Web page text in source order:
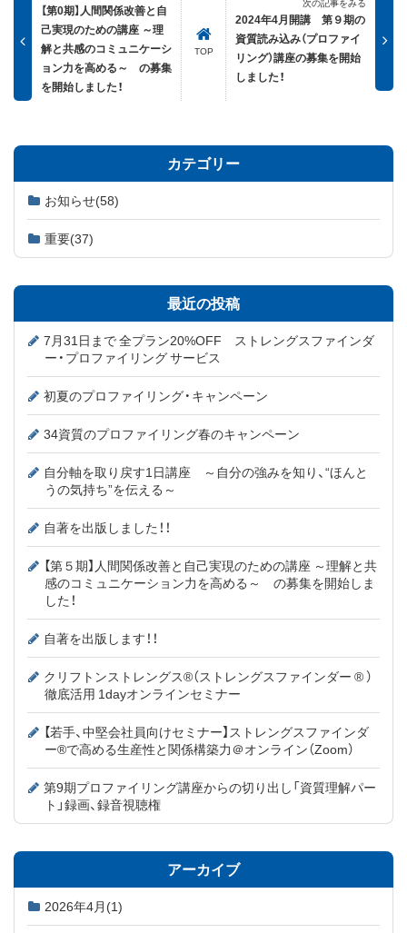
【第0期】人間関係改善と自
己実現のための講座 ～理
解と共感のコミュニケーシ
ョン力を高める～ の募集
を開始しました！
TOP
2024年4月開講 第９期の
資質読み込み（プロファイ
リング）講座の募集を開始
しました！
カテゴリー
お知らせ(58)
重要(37)
最近の投稿
7月31日まで 全プラン20%OFF ストレングスファインダ
ー・プロファイリング サービス
初夏のプロファイリング・キャンペーン
34資質のプロファイリング春のキャンペーン
自分軸を取り戻す1日講座 ～自分の強みを知り、“ほんと
うの気持ち”を伝える～
自著を出版しました！！
【第５期】人間関係改善と自己実現のための講座 ～理解と共
感のコミュニケーション力を高める～ の募集を開始しま
した！
自著を出版します！！
クリフトンストレングス®（ストレングスファインダー ® ）
徹底活用 1dayオンラインセミナー
【若手、中堅会社員向けセミナー】ストレングスファインダ
ー®で高める生産性と関係構築力＠オンライン（Zoom）
第9期プロファイリング講座からの切り出し「資質理解パー
ト」録画、録音視聴権
アーカイブ
2026年4月 (1)